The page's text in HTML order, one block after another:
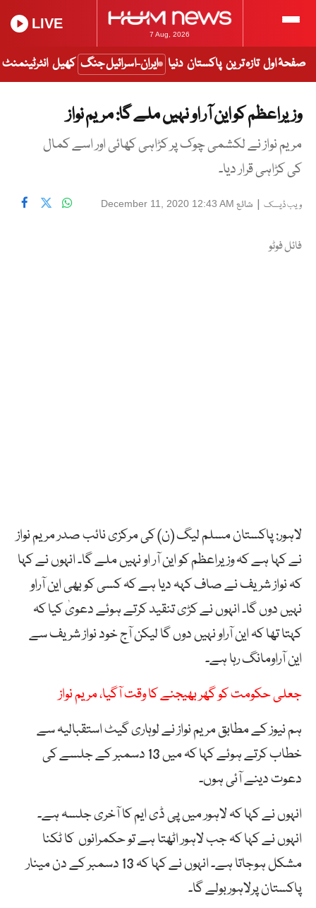
7 Aug, 2026
LIVE
صفحۂ اول تازہ ترین پاکستان دنیا ایران-اسرائیل جنگ کھیل انٹرٹینمنٹ
وزیراعظم کو این آر او نہیں ملے گا: مریم نواز
مریم نواز نے لکشمی چوک پر کڑاہی کھائی اور اسے کمال
کی کڑاہی قرار دیا۔
ویب ڈیسک | شائع December 11, 2020 12:43 AM
فائل فوٹو
لاہور: پاکستان مسلم لیگ (ن) کی مرکزی نائب صدر مریم نواز
نے کہا ہے کہ وزیراعظم کو این آر او نہیں ملے گا۔ انہوں نے کہا
کہ نواز شریف نے صاف کہہ دیا ہے کہ کسی کو بھی این آراو
نہیں دوں گا۔ انہوں نے کڑی تنقید کرتے ہوئے دعویٰ کیا کہ
کہتا تھا کہ این آراو نہیں دوں گا لیکن آج خود نواز شریف سے
این آراومانگ رہا ہے۔
جعلی حکومت کو گھر بھیجنے کا وقت آگیا، مریم نواز
ہم نیوز کے مطابق مریم نواز نے لوہاری گیٹ استقبالیہ سے
خطاب کرتے ہوئے کہا کہ میں 13 دسمبر کے جلسے کی
دعوت دینے آئی ہوں۔
انہوں نے کہا کہ لاہور میں پی ڈی ایم کا آخری جلسہ ہے۔
انہوں نے کہا کہ جب لاہور اٹھتا ہے تو حکمرانوں کا ٹکنا
مشکل ہوجاتا ہے۔ انہوں نے کہا کہ 13 دسمبر کے دن مینار
پاکستان پرلاہوربولے گا۔